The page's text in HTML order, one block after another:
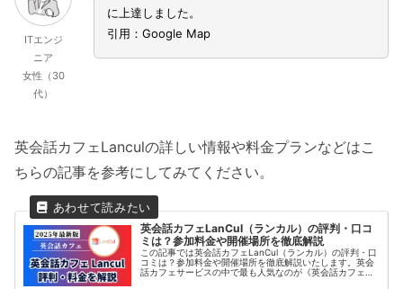
ITエンジ
ニア
女性（30
代）
に上達しました。
引用：Google Map
英会話カフェLanculの詳しい情報や料金プランなどはこ
ちらの記事を参考にしてみてください。
英会話カフェLanCul（ランカル）の評判・口コ
ミは？参加料金や開催場所を徹底解説
この記事では英会話カフェLanCul（ランカル）の評判・口
コミは？参加料金や開催場所を徹底解説いたします。英会
話カフェサービスの中で最も人気なのが《英会話カフェ